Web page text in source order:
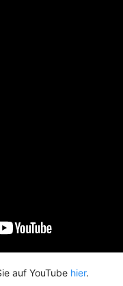
auf YouTube hier.